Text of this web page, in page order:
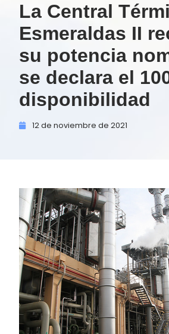
La Central
Esmeraldas II
su potencia
se declara el
disponibilidad
12 de noviembre de 2021